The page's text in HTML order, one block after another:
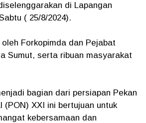
di Lapangan
( 25/8/2024).
Forkopimda dan Pejabat
Sumut, serta ribuan masyarakat
bagian dari persiapan Pekan
(PON) XXI ini bertujuan untuk
kebersamaan dan